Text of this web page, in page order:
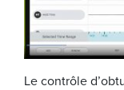
Le contrôle